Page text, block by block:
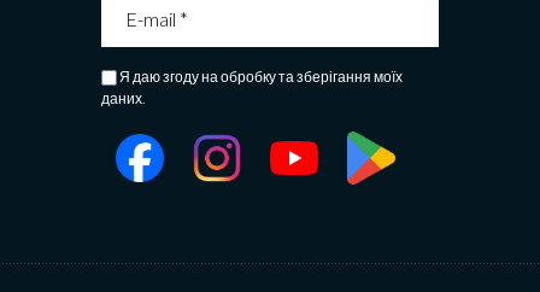
Я даю згоду на обробку та зберігання моїх
даних.